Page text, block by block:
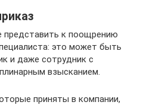
представить к поощрению
это может быть
и даже сотрудник с
взысканием.
приняты в компании,